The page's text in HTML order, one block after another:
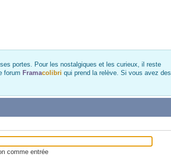
portes. Pour les nostalgiques et les curieux, il reste
forum Framacolibri qui prend la relève. Si vous avez des
comme entrée